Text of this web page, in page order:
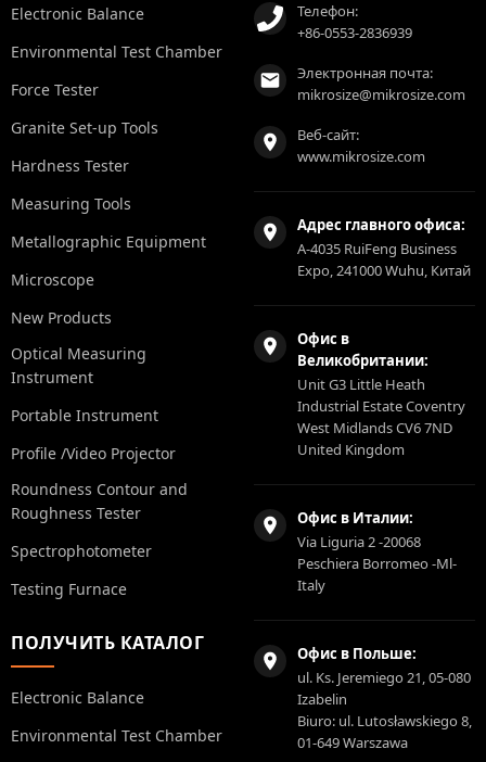
Electronic Balance
Environmental Test Chamber
Force Tester
Granite Set-up Tools
Hardness Tester
Measuring Tools
Metallographic Equipment
Microscope
New Products
Optical Measuring
Instrument
Portable Instrument
Profile /Video Projector
Roundness Contour and
Roughness Tester
Spectrophotometer
Testing Furnace
ПОЛУЧИТЬ КАТАЛОГ
Electronic Balance
Environmental Test Chamber
Телефон:
+86-0553-2836939
Электронная почта:
mikrosize@mikrosize.com
Веб-сайт:
www.mikrosize.com
Адрес главного офиса:
A-4035 RuiFeng Business
Expo, 241000 Wuhu, Китай
Офис в
Великобритании:
Unit G3 Little Heath
Industrial Estate Coventry
West Midlands CV6 7ND
United Kingdom
Офис в Италии:
Via Liguria 2 -20068
Peschiera Borromeo -Ml-
Italy
Офис в Польше:
ul. Ks. Jeremiego 21, 05-080
Izabelin
Biuro: ul. Lutosławskiego 8,
01-649 Warszawa